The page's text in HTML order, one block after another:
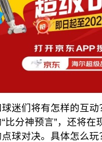
迷们将有怎样的互
比分神预言”，还将在
球对决。具体怎么